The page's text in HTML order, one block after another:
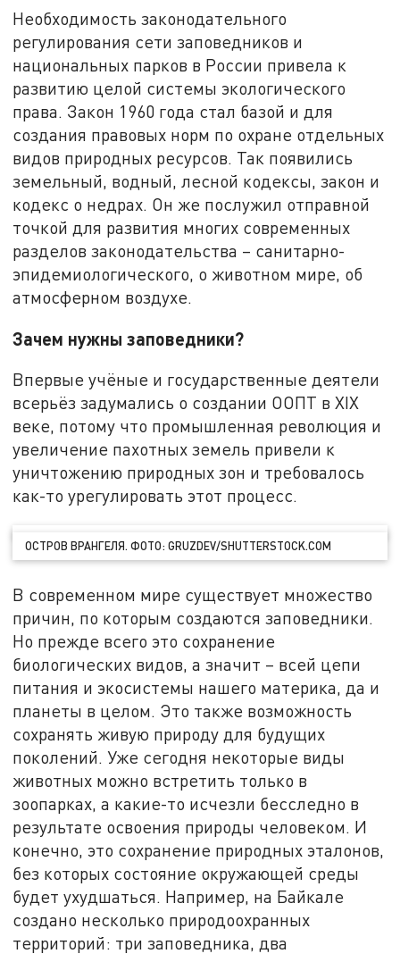
Необходимость законодательного
регулирования сети заповедников и
национальных парков в России привела к
развитию целой системы экологического
права. Закон 1960 года стал базой и для
создания правовых норм по охране отдельных
видов природных ресурсов. Так появились
земельный, водный, лесной кодексы, закон и
кодекс о недрах. Он же послужил отправной
точкой для развития многих современных
разделов законодательства – санитарно-
эпидемиологического, о животном мире, об
атмосферном воздухе.
Зачем нужны заповедники?
Впервые учёные и государственные деятели
всерьёз задумались о создании ООПТ в XIX
веке, потому что промышленная революция и
увеличение пахотных земель привели к
уничтожению природных зон и требовалось
как-то урегулировать этот процесс.
ОСТРОВ ВРАНГЕЛЯ. ФОТО: GRUZDEV/SHUTTERSTOCK.COM
В современном мире существует множество
причин, по которым создаются заповедники.
Но прежде всего это сохранение
биологических видов, а значит – всей цепи
питания и экосистемы нашего материка, да и
планеты в целом. Это также возможность
сохранять живую природу для будущих
поколений. Уже сегодня некоторые виды
животных можно встретить только в
зоопарках, а какие-то исчезли бесследно в
результате освоения природы человеком. И
конечно, это сохранение природных эталонов,
без которых состояние окружающей среды
будет ухудшаться. Например, на Байкале
создано несколько природоохранных
территорий: три заповедника, два